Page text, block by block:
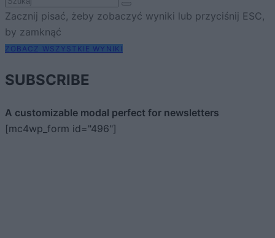
Zacznij pisać, żeby zobaczyć wyniki lub przyciśnij ESC,
by zamknąć
ZOBACZ WSZYSTKIE WYNIKI
SUBSCRIBE
A customizable modal perfect for newsletters
[mc4wp_form id="496"]